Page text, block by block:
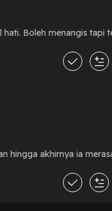
Boleh menangis tapi
hingga akhirnya ia